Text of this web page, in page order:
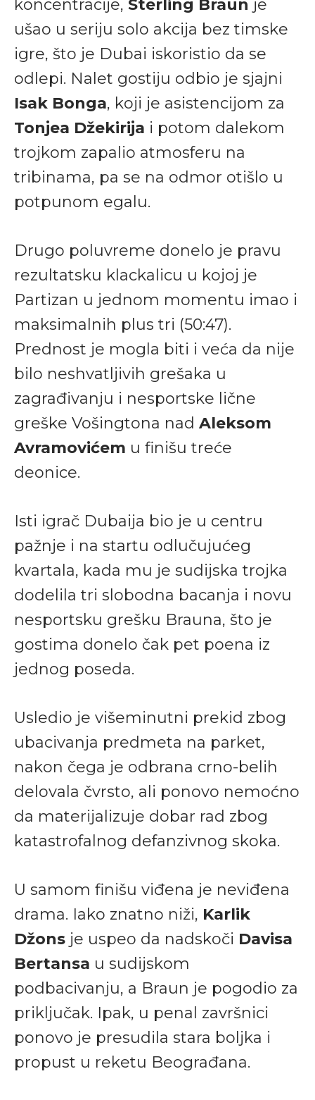
koncentracije, Sterling Braun je
ušao u seriju solo akcija bez timske
igre, što je Dubai iskoristio da se
odlepi. Nalet gostiju odbio je sjajni
Isak Bonga, koji je asistencijom za
Tonjea Džekirija i potom dalekom
trojkom zapalio atmosferu na
tribinama, pa se na odmor otišlo u
potpunom egalu.
Drugo poluvreme donelo je pravu
rezultatsku klackalicu u kojoj je
Partizan u jednom momentu imao i
maksimalnih plus tri (50:47).
Prednost je mogla biti i veća da nije
bilo neshvatljivih grešaka u
zagrađivanju i nesportske lične
greške Vošingtona nad Aleksom
Avramovićem u finišu treće
deonice.
Isti igrač Dubaija bio je u centru
pažnje i na startu odlučujućeg
kvartala, kada mu je sudijska trojka
dodelila tri slobodna bacanja i novu
nesportsku grešku Brauna, što je
gostima donelo čak pet poena iz
jednog poseda.
Usledio je višeminutni prekid zbog
ubacivanja predmeta na parket,
nakon čega je odbrana crno-belih
delovala čvrsto, ali ponovo nemoćno
da materijalizuje dobar rad zbog
katastrofalnog defanzivnog skoka.
U samom finišu viđena je neviđena
drama. Iako znatno niži, Karlik
Džons je uspeo da nadskoči Davisa
Bertansa u sudijskom
podbacivanju, a Braun je pogodio za
priključak. Ipak, u penal završnici
ponovo je presudila stara boljka i
propust u reketu Beograđana.